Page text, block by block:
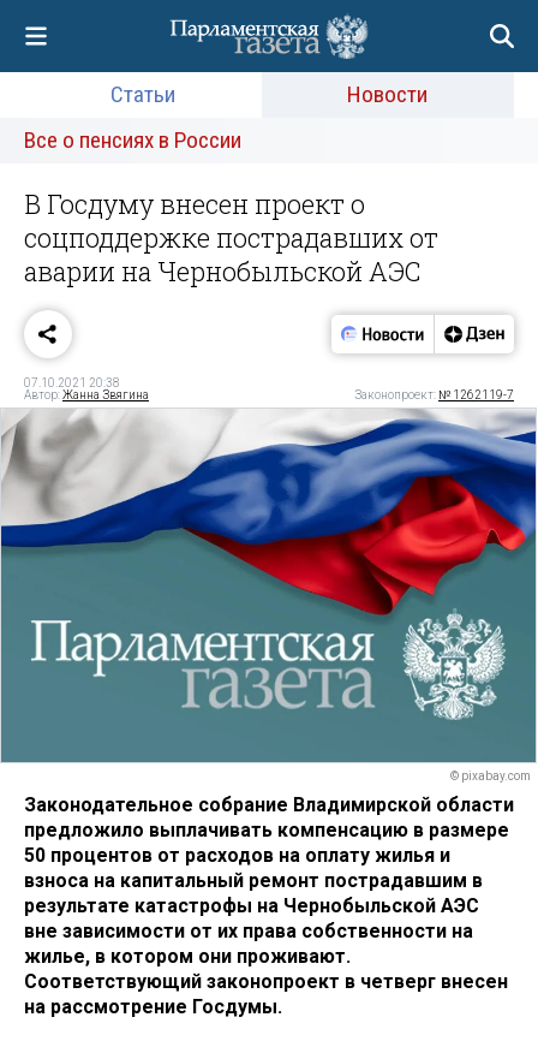
Статьи
Новости
Все о пенсиях в России
В Госдуму внесен проект о
соцподдержке пострадавших от
аварии на Чернобыльской АЭС
07.10.2021 20:38
Автор:Жанна Звягина Законопроект: № 1262119-7
© pixabay.com
Законодательное собрание Владимирской области
предложило выплачивать компенсацию в размере
50 процентов от расходов на оплату жилья и
взноса на капитальный ремонт пострадавшим в
результате катастрофы на Чернобыльской АЭС
вне зависимости от их права собственности на
жилье, в котором они проживают.
Соответствующий законопроект в четверг внесен
на рассмотрение Госдумы.